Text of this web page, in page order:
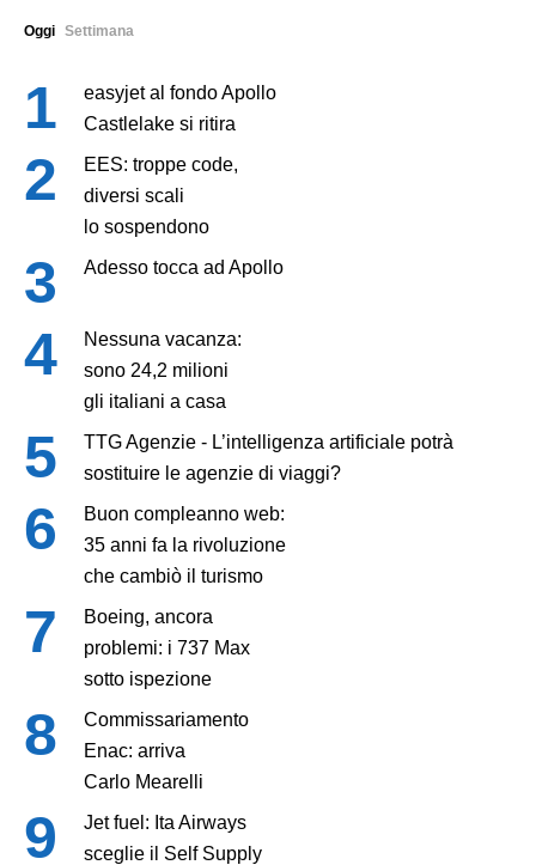
Oggi Settimana
easyjet al fondo Apollo
Castlelake si ritira
EES: troppe code,
diversi scali
lo sospendono
Adesso tocca ad Apollo
Nessuna vacanza:
sono 24,2 milioni
gli italiani a casa
TTG Agenzie - L’intelligenza artificiale potrà
sostituire le agenzie di viaggi?
Buon compleanno web:
35 anni fa la rivoluzione
che cambiò il turismo
Boeing, ancora
problemi: i 737 Max
sotto ispezione
Commissariamento
Enac: arriva
Carlo Mearelli
Jet fuel: Ita Airways
sceglie il Self Supply